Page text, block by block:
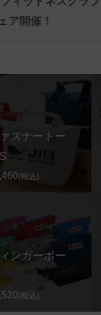
ア開催！
スナートー
(税込)
ンガーポー
(税込)